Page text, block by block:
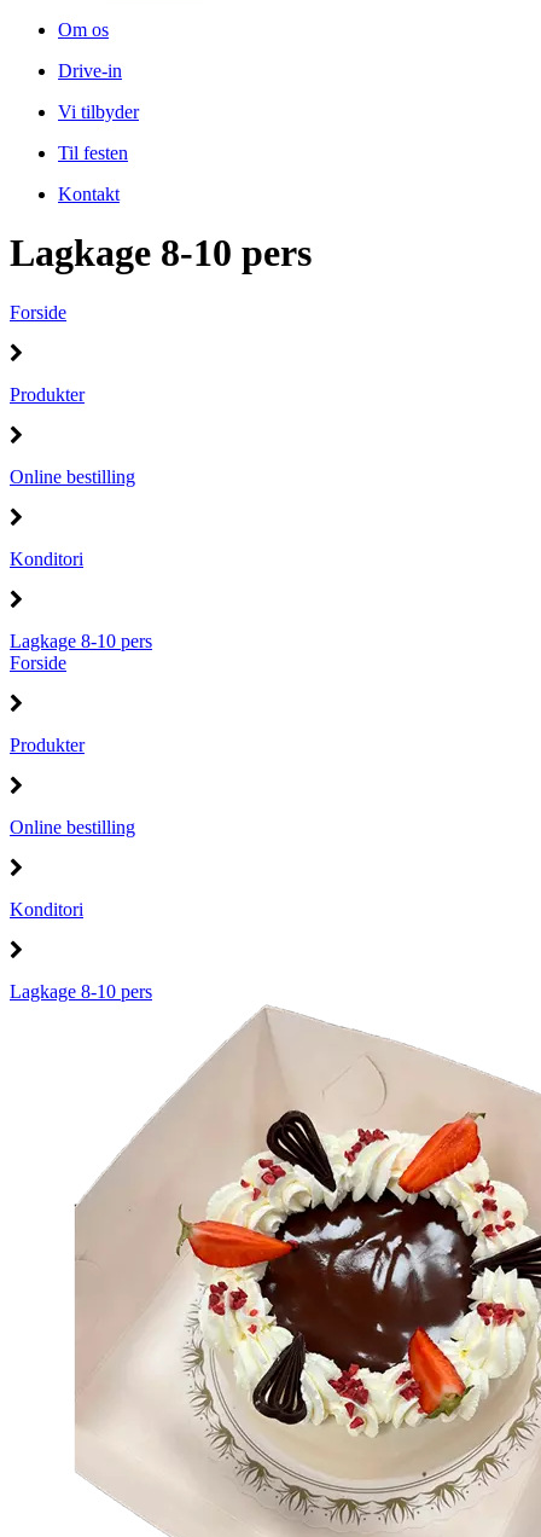
Om os
Drive-in
Vi tilbyder
Til festen
Kontakt
Lagkage 8-10 pers
Forside
Produkter
Online bestilling
Konditori
Lagkage 8-10 pers
Forside
Produkter
Online bestilling
Konditori
Lagkage 8-10 pers